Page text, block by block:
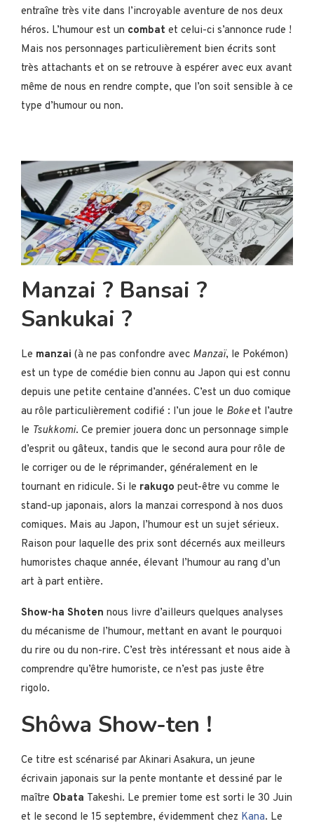
entraîne très vite dans l’incroyable aventure de nos deux
héros. L’humour est un combat et celui-ci s’annonce rude !
Mais nos personnages particulièrement bien écrits sont
très attachants et on se retrouve à espérer avec eux avant
même de nous en rendre compte, que l’on soit sensible à ce
type d’humour ou non.
Manzai ? Bansai ?
Sankukai ?
Le manzai (à ne pas confondre avec Manzaï, le Pokémon)
est un type de comédie bien connu au Japon qui est connu
depuis une petite centaine d’années. C’est un duo comique
au rôle particulièrement codifié : l’un joue le Bokeet l’autre
le Tsukkomi. Ce premier jouera donc un personnage simple
d’esprit ou gâteux, tandis que le second aura pour rôle de
le corriger ou de le réprimander, généralement en le
tournant en ridicule. Si le rakugo peut-être vu comme le
stand-up japonais, alors la manzai correspond à nos duos
comiques. Mais au Japon, l’humour est un sujet sérieux.
Raison pour laquelle des prix sont décernés aux meilleurs
humoristes chaque année, élevant l’humour au rang d’un
art à part entière.
Show-ha Shoten nous livre d’ailleurs quelques analyses
du mécanisme de l’humour, mettant en avant le pourquoi
du rire ou du non-rire. C’est très intéressant et nous aide à
comprendre qu’être humoriste, ce n’est pas juste être
rigolo.
Shôwa Show-ten !
Ce titre est scénarisé par Akinari Asakura, un jeune
écrivain japonais sur la pente montante et dessiné par le
maître Obata Takeshi. Le premier tome est sorti le 30 Juin
et le second le 15 septembre, évidemment chez Kana. Le